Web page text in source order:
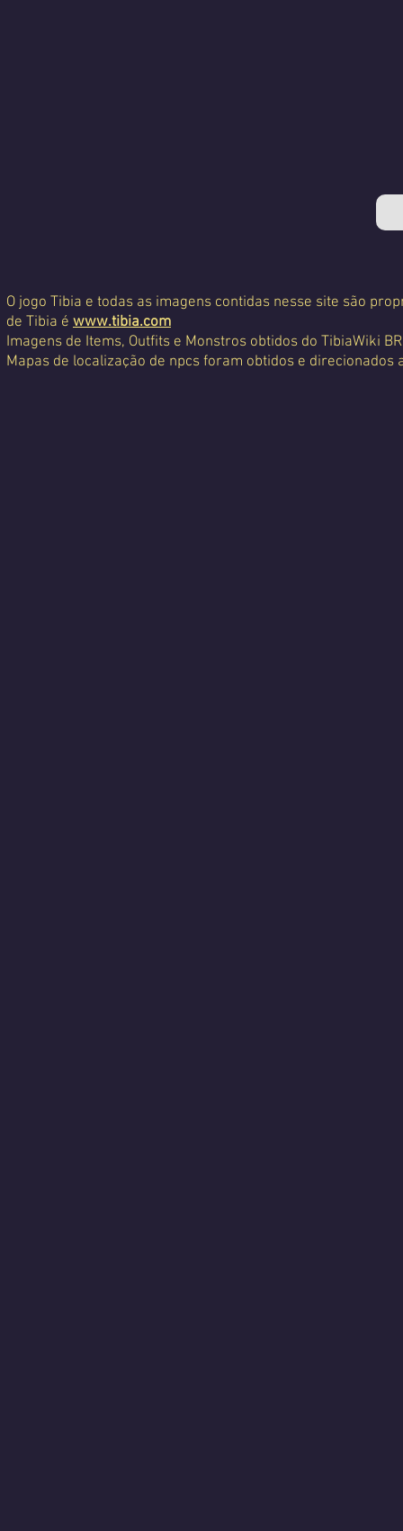
O jogo Tibia e todas as imagens contidas nesse site são
de Tibia é www.tibia.com
Imagens de Items, Outfits e Monstros obtidos do TibiaWiki
Mapas de localização de npcs foram obtidos e direcionados